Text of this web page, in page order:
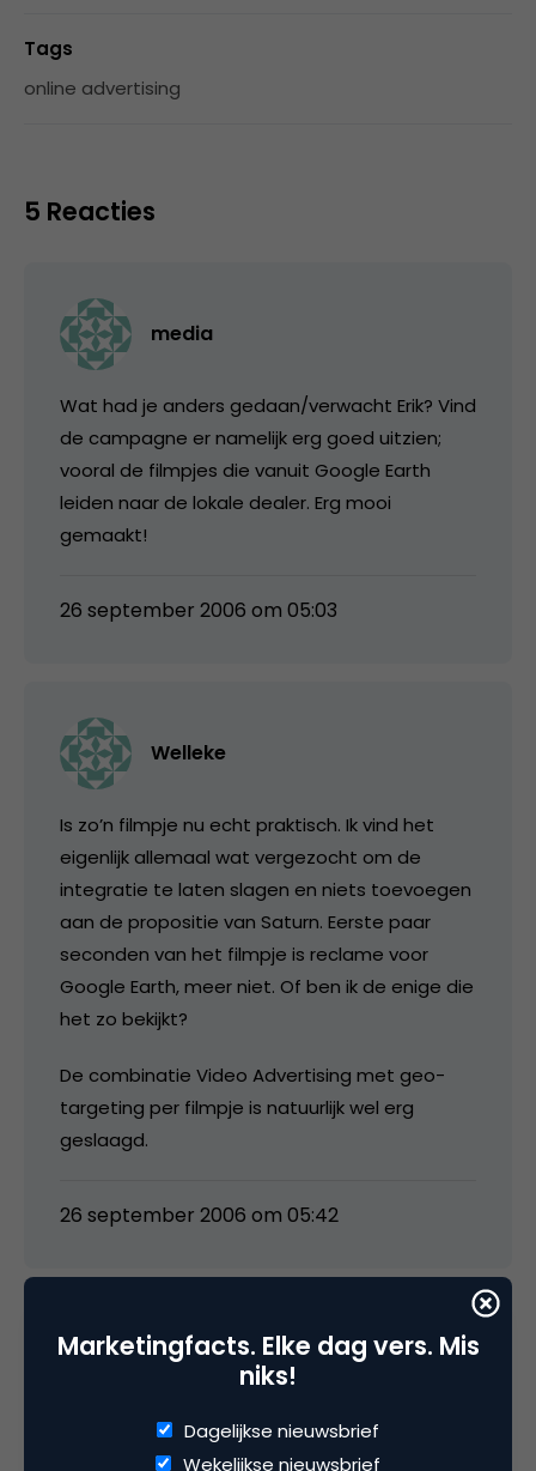
Tags
online advertising
5 Reacties
media
Wat had je anders gedaan/verwacht Erik? Vind
de campagne er namelijk erg goed uitzien;
vooral de filmpjes die vanuit Google Earth
leiden naar de lokale dealer. Erg mooi
gemaakt!
26 september 2006 om 05:03
Welleke
Is zo’n filmpje nu echt praktisch. Ik vind het
eigenlijk allemaal wat vergezocht om de
integratie te laten slagen en niets toevoegen
aan de propositie van Saturn. Eerste paar
seconden van het filmpje is reclame voor
Google Earth, meer niet. Of ben ik de enige die
het zo bekijkt?
De combinatie Video Advertising met geo-
targeting per filmpje is natuurlijk wel erg
geslaagd.
26 september 2006 om 05:42
media
Praktisch is het inderdaad niet en na 2 filmpjes
heb je het ook wel gehad; maar het is wel erg
Marketingfacts. Elke dag vers. Mis
niks!
Dagelijkse nieuwsbrief
Wekelijkse nieuwsbrief